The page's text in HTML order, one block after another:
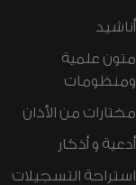
أناشيد
متون علمية
ومنظومات
مختارات من الأذان
أدعية و أذكار
استراحة التسجيلات